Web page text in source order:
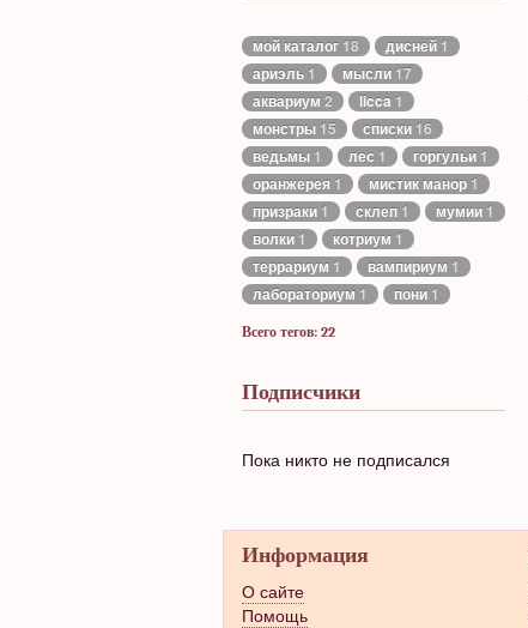
мой каталог 18 дисней 1
ариэль 1 мысли 17
аквариум 2 licca 1
монстры 15 списки 16
ведьмы 1 лес 1 горгульи 1
оранжерея 1 мистик манор 1
призраки 1 склеп 1 мумии 1
волки 1 котриум 1
террариум 1 вампириум 1
лабораториум 1 пони 1
Всего тегов: 22
Подписчики
Пока никто не подписался
Информация
О сайте
Помощь